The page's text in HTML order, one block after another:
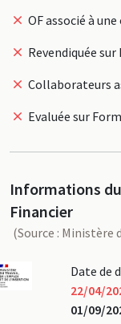
OF associé à
Revendiquée
Collaborateurs
Evaluée sur
Informations
Financier
(Source : Ministère
Date de
22/04/
01/09/